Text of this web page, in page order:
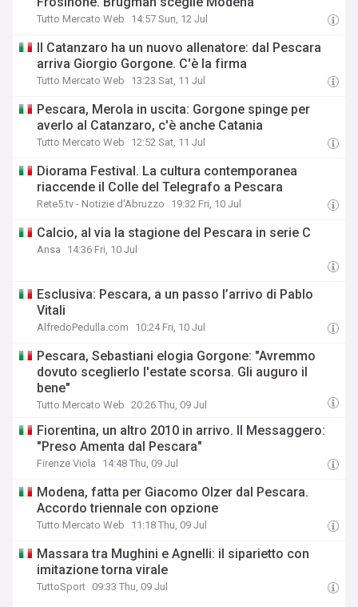
Tutto Mercato Web 14:57 Sun, 12 Jul
Il Catanzaro ha un nuovo allenatore: dal Pescara
arriva Giorgio Gorgone. C'è la firma
Tutto Mercato Web 13:23 Sat, 11 Jul
Pescara, Merola in uscita: Gorgone spinge per
averlo al Catanzaro, c'è anche Catania
Tutto Mercato Web 12:52 Sat, 11 Jul
Diorama Festival. La cultura contemporanea
riaccende il Colle del Telegrafo a Pescara
Rete5.tv - Notizie d'Abruzzo 19:32 Fri, 10 Jul
Calcio, al via la stagione del Pescara in serie C
Ansa 14:36 Fri, 10 Jul
Esclusiva: Pescara, a un passo l’arrivo di Pablo
Vitali
AlfredoPedulla.com 10:24 Fri, 10 Jul
Pescara, Sebastiani elogia Gorgone: "Avremmo
dovuto sceglierlo l'estate scorsa. Gli auguro il
bene"
Tutto Mercato Web 20:26 Thu, 09 Jul
Fiorentina, un altro 2010 in arrivo. Il Messaggero:
"Preso Amenta dal Pescara"
Firenze Viola 14:48 Thu, 09 Jul
Modena, fatta per Giacomo Olzer dal Pescara.
Accordo triennale con opzione
Tutto Mercato Web 11:18 Thu, 09 Jul
Massara tra Mughini e Agnelli: il siparietto con
imitazione torna virale
TuttoSport 09:33 Thu, 09 Jul